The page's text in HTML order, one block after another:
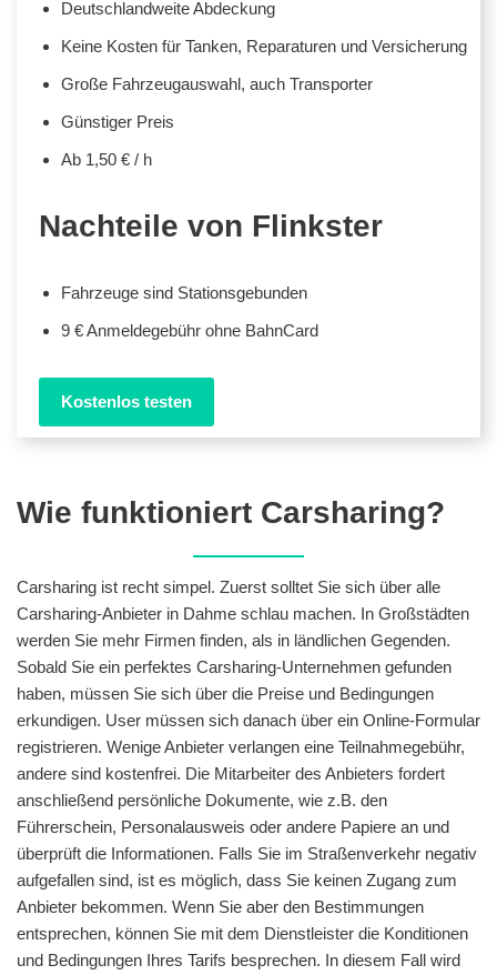
Deutschlandweite Abdeckung
Keine Kosten für Tanken, Reparaturen und Versicherung
Große Fahrzeugauswahl, auch Transporter
Günstiger Preis
Ab 1,50 € / h
Nachteile von Flinkster
Fahrzeuge sind Stationsgebunden
9 € Anmeldegebühr ohne BahnCard
Kostenlos testen
Wie funktioniert Carsharing?
Carsharing ist recht simpel. Zuerst solltet Sie sich über alle
Carsharing-Anbieter in Dahme schlau machen. In Großstädten
werden Sie mehr Firmen finden, als in ländlichen Gegenden.
Sobald Sie ein perfektes Carsharing-Unternehmen gefunden
haben, müssen Sie sich über die Preise und Bedingungen
erkundigen. User müssen sich danach über ein Online-Formular
registrieren. Wenige Anbieter verlangen eine Teilnahmegebühr,
andere sind kostenfrei. Die Mitarbeiter des Anbieters fordert
anschließend persönliche Dokumente, wie z.B. den
Führerschein, Personalausweis oder andere Papiere an und
überprüft die Informationen. Falls Sie im Straßenverkehr negativ
aufgefallen sind, ist es möglich, dass Sie keinen Zugang zum
Anbieter bekommen. Wenn Sie aber den Bestimmungen
entsprechen, können Sie mit dem Dienstleister die Konditionen
und Bedingungen Ihres Tarifs besprechen. In diesem Fall wird